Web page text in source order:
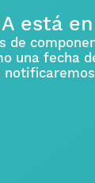
está
de
una fecha